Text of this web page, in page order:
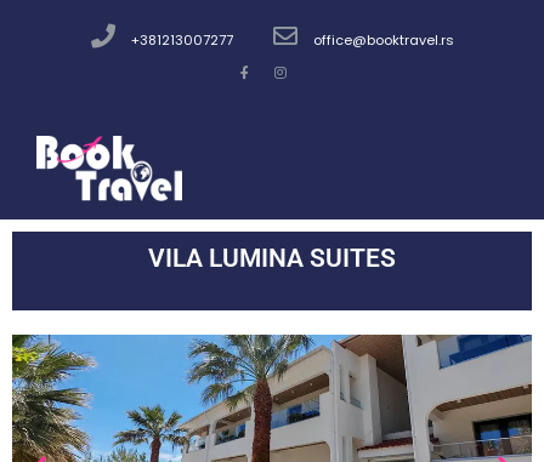
+381213007277 office@booktravel.rs
VILA LUMINA SUITES